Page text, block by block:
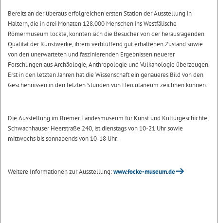
Bereits an der überaus erfolgreichen ersten Station der Ausstellung in
Haltern, die in drei Monaten 128.000 Menschen ins Westfälische
Römermuseum lockte, konnten sich die Besucher von der herausragenden
Qualität der Kunstwerke, ihrem verblüffend gut erhaltenen Zustand sowie
von den unerwarteten und faszinierenden Ergebnissen neuerer
Forschungen aus Archäologie, Anthropologie und Vulkanologie überzeugen.
Erst in den letzten Jahren hat die Wissenschaft ein genaueres Bild von den
Geschehnissen in den letzten Stunden von Herculaneum zeichnen können.
Die Ausstellung im Bremer Landesmuseum für Kunst und Kulturgeschichte,
Schwachhauser Heerstraße 240, ist dienstags von 10-21 Uhr sowie
mittwochs bis sonnabends von 10-18 Uhr.
Weitere Informationen zur Ausstellung:www.focke-museum.de